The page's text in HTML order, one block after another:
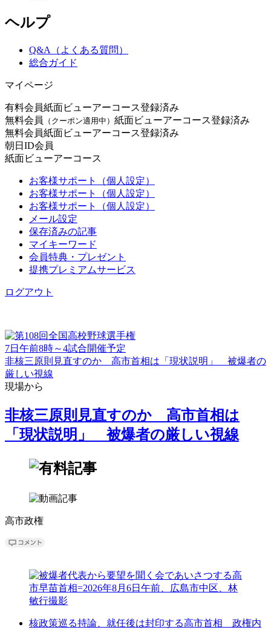
ヘルプ
Q&A（よくある質問）
総合ガイド
マイページ
有料会員紙面ビューアーコース登録済み
無料会員
（クーポン適用中） 紙面ビューアーコース登録済み
無料会員紙面ビューアーコース登録済み
朝日ID会員
紙面ビューアーコース
お客様サポート（個人設定）
お客様サポート（個人設定）
お客様サポート（個人設定）
メール設定
保存済みの記事
マイキーワード
会員特典・プレゼント
提携プレミアムサービス
ログアウト
7日午前8時～4試合開催予定
非核三原則見直すのか 高市首相は「現状説明」 被爆者の
厳しい視線
現場から
非核三原則見直すのか 高市首相は
「現状説明」 被爆者の厳しい視線
高市政権
核政策巡る持論、就任後は封印する高市首相 政権内